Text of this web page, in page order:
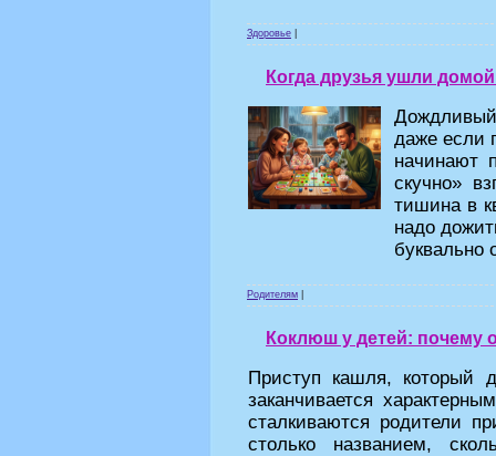
Здоровье
Когда друзья ушли
даже если
начинают
скучно»
тишина в
надо
буквально
Родителям
Коклюш у детей: почему
Приступ кашля, который
заканчивается
сталкиваются родители
столько названием,